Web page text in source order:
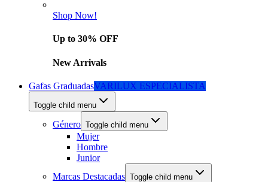
Shop Now!
Up to 30% OFF
New Arrivals
Gafas GraduadasVARILUX ESPECIALISTA
Toggle child menu
Género Toggle child menu
Mujer
Hombre
Junior
Marcas Destacadas Toggle child menu